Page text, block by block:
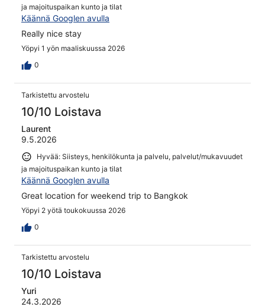
ja majoituspaikan kunto ja tilat
Käännä Googlen avulla
Really nice stay
Yöpyi 1 yön maaliskuussa 2026
0
Tarkistettu arvostelu
10/10 Loistava
Laurent
9.5.2026
Hyvää: Siisteys, henkilökunta ja palvelu, palvelut/mukavuudet
ja majoituspaikan kunto ja tilat
Käännä Googlen avulla
Great location for weekend trip to Bangkok
Yöpyi 2 yötä toukokuussa 2026
0
Tarkistettu arvostelu
10/10 Loistava
Yuri
24.3.2026